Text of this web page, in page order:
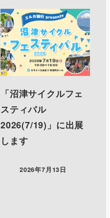
「沼津サイクルフェ
スティバル
2026(7/19)」に出展
します
2026年7月13日